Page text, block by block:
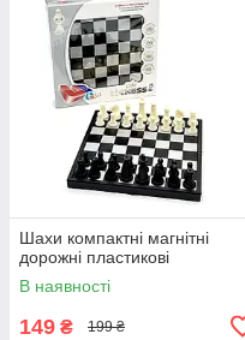
Шахи компактні магнітні
дорожні пластикові
В наявності
149 ₴ 199 ₴